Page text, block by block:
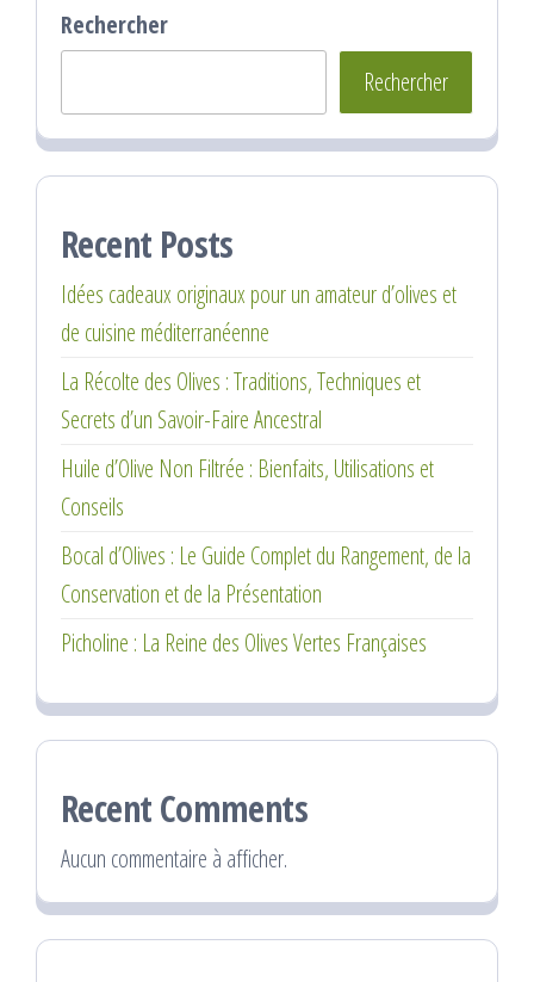
Rechercher
Rechercher
Recent Posts
Idées cadeaux originaux pour un amateur d’olives et
de cuisine méditerranéenne
La Récolte des Olives : Traditions, Techniques et
Secrets d’un Savoir-Faire Ancestral
Huile d’Olive Non Filtrée : Bienfaits, Utilisations et
Conseils
Bocal d’Olives : Le Guide Complet du Rangement, de la
Conservation et de la Présentation
Picholine : La Reine des Olives Vertes Françaises
Recent Comments
Aucun commentaire à afficher.